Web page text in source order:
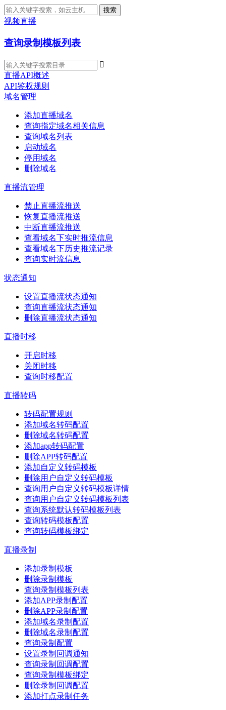
搜索
视频直播
查询录制模板列表

直播API概述
API鉴权规则
域名管理
添加直播域名
查询指定域名相关信息
查询域名列表
启动域名
停用域名
删除域名
直播流管理
禁止直播流推送
恢复直播流推送
中断直播流推送
查看域名下实时推流信息
查看域名下历史推流记录
查询实时流信息
状态通知
设置直播流状态通知
查询直播流状态通知
删除直播流状态通知
直播时移
开启时移
关闭时移
查询时移配置
直播转码
转码配置规则
添加域名转码配置
删除域名转码配置
添加app转码配置
删除APP转码配置
添加自定义转码模板
删除用户自定义转码模板
查询用户自定义转码模板详情
查询用户自定义转码模板列表
查询系统默认转码模板列表
查询转码模板配置
查询转码模板绑定
直播录制
添加录制模板
删除录制模板
查询录制模板列表
添加APP录制配置
删除APP录制配置
添加域名录制配置
删除域名录制配置
查询录制配置
设置录制回调通知
查询录制回调配置
查询录制模板绑定
删除录制回调配置
添加打点录制任务